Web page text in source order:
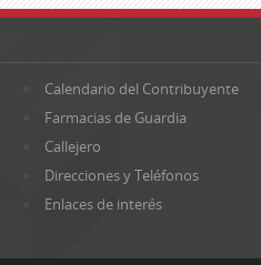
Calendario del Contribuyente
Farmacias de Guardia
Callejero
Direcciones y Teléfonos
Enlaces de interés